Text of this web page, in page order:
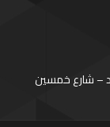
– شارع خمسين